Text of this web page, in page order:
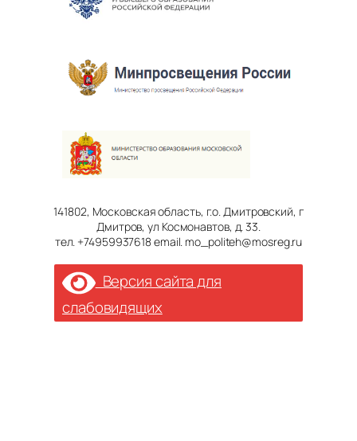
141802, Московская область, г.о. Дмитровский, г
Дмитров, ул Космонавтов, д. 33.
тел. +74959937618 email. mo_politeh@mosreg.ru
Версия сайта для
слабовидящих